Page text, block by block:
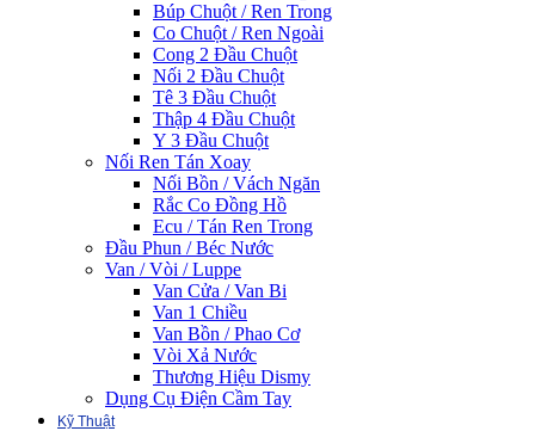
Búp Chuột / Ren Trong
Co Chuột / Ren Ngoài
Cong 2 Đầu Chuột
Nối 2 Đầu Chuột
Tê 3 Đầu Chuột
Thập 4 Đầu Chuột
Y 3 Đầu Chuột
Nối Ren Tán Xoay
Nối Bồn / Vách Ngăn
Rắc Co Đồng Hồ
Ecu / Tán Ren Trong
Đầu Phun / Béc Nước
Van / Vòi / Luppe
Van Cửa / Van Bi
Van 1 Chiều
Van Bồn / Phao Cơ
Vòi Xả Nước
Thương Hiệu Dismy
Dụng Cụ Điện Cầm Tay
Kỹ Thuật